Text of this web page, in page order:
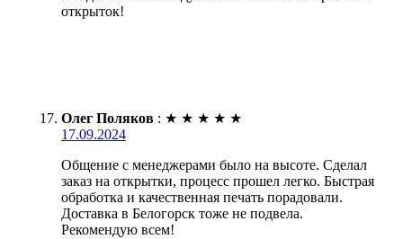
открыток!
Олег Поляков : ★ ★ ★ ★ ★
17.09.2024
Общение с менеджерами было на высоте. Сделал
заказ на открытки, процесс прошел легко. Быстрая
обработка и качественная печать порадовали.
Доставка в Белогорск тоже не подвела.
Рекомендую всем!